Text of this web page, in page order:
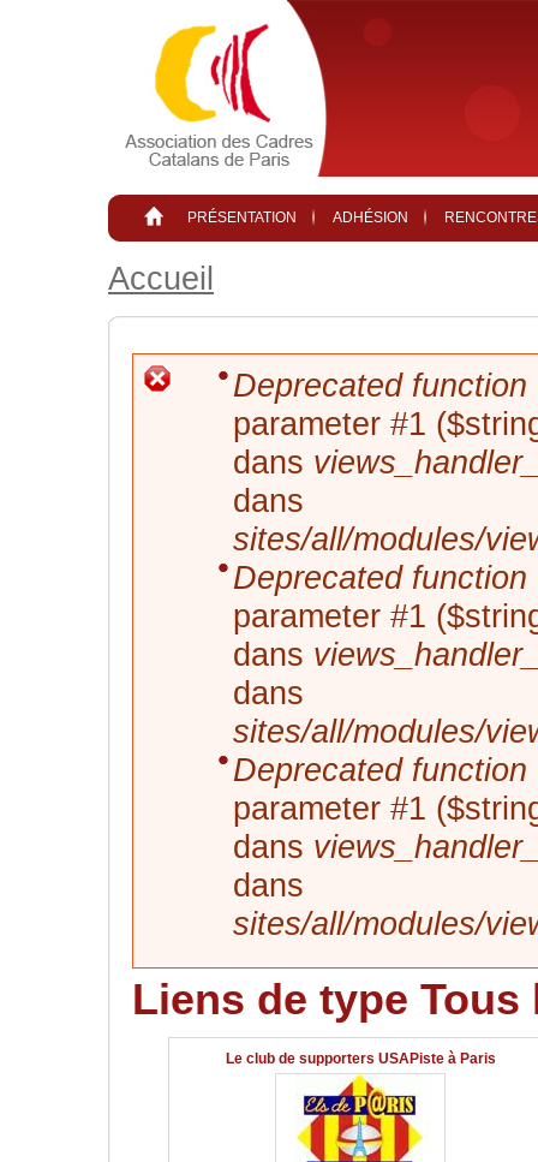
PRÉSENTATION ADHÉSION
Accueil
MESSAGE D'ERREUR
Deprecated function
parameter #1
dans
dans
sites/all/modules/
Deprecated function
parameter #1
dans
dans
sites/all/modules/
Deprecated function
parameter #1
dans
dans
sites/all/modules/
Liens de type Tous
Le club de supporters USAPiste à Paris